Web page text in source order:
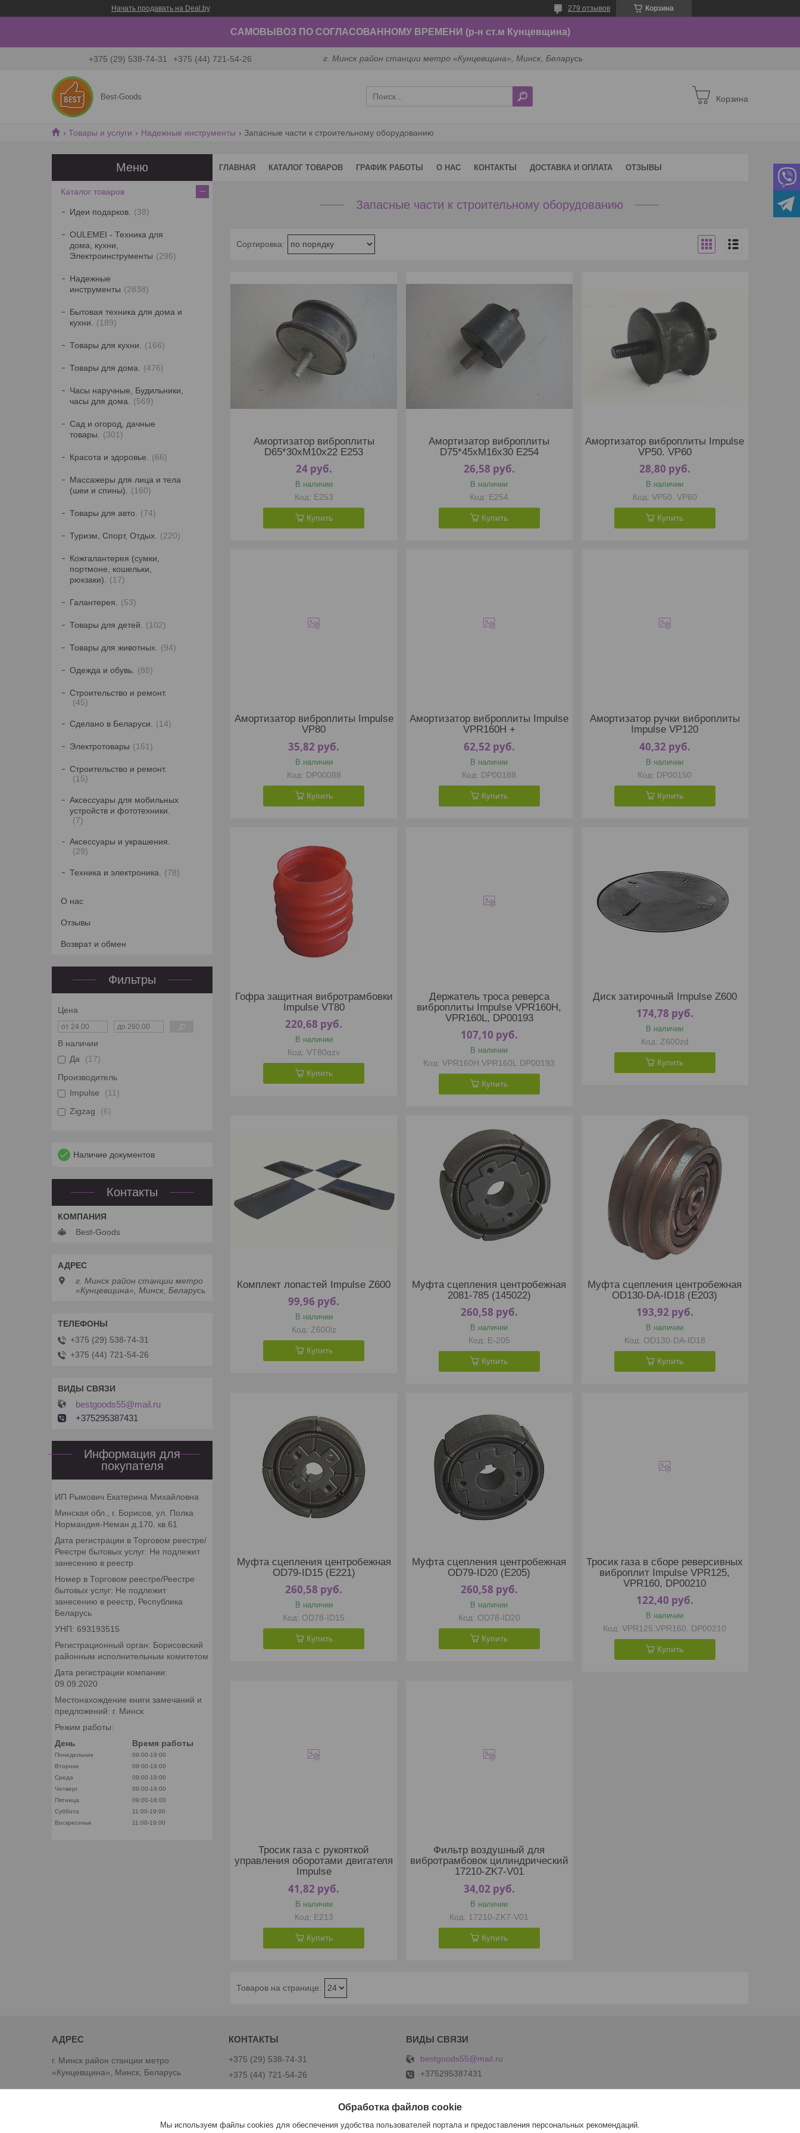
Начать продавать на Deal.by Корзина
279 отзывов
САМОВЫВОЗ ПО СОГЛАСОВАННОМУ ВРЕМЕНИ (р-н ст.м Кунцевщина)
+375 (29) 538-74-31 +375 (44) 721-54-26 г. Минск район станции метро «Кунцевщина», Минск, Беларусь
Best-Goods Корзина
Товары и услуги Надежные инструменты Запасные части к строительному оборудованию
ГЛАВНАЯ КАТАЛОГ ТОВАРОВ ГРАФИК РАБОТЫ О НАС КОНТАКТЫ ДОСТАВКА И ОПЛАТА ОТЗЫВЫ
Запасные части к строительному оборудованию
Амортизатор виброплиты
D65*30xM10x22 E253
24 руб.
В наличии
E253
Купить
Амортизатор виброплиты
D75*45xM16x30 E254
26,58 руб.
В наличии
E254
Купить
Амортизатор виброплиты Impulse
VP50. VP60
28,80 руб.
В наличии
VP50. VP60
Купить
Амортизатор виброплиты Impulse
VP80
35,82 руб.
В наличии
DP00088
Купить
Амортизатор виброплиты Impulse
VPR160H +
62,52 руб.
В наличии
DP00188
Купить
Амортизатор ручки виброплиты
Impulse VP120
40,32 руб.
В наличии
DP00150
Купить
Гофра защитная вибротрамбовки
Impulse VT80
220,68 руб.
В наличии
VT80gzv
Купить
Держатель троса реверса
виброплиты Impulse VPR160H,
VPR160L, DP00193
107,10 руб.
В наличии
VPR160H.VPR160L.DP00193
Купить
Диск затирочный Impulse Z600
174,78 руб.
В наличии
Z600zd
Купить
Комплект лопастей Impulse Z600
99,96 руб.
В наличии
Z600lz
Купить
Муфта сцепления центробежная
2081-785 (145022)
260,58 руб.
В наличии
E-205
Купить
Муфта сцепления центробежная
OD130-DA-ID18 (E203)
193,92 руб.
В наличии
OD130-DA-ID18
Купить
Муфта сцепления центробежная
OD79-ID15 (E221)
260,58 руб.
В наличии
OD78-ID15
Купить
Муфта сцепления центробежная
OD79-ID20 (E205)
260,58 руб.
В наличии
OD78-ID20
Купить
Тросик газа в сборе реверсивных
виброплит Impulse VPR125,
VPR160, DP00210
122,40 руб.
В наличии
VPR125.VPR160. DP00210
Купить
Тросик газа с рукояткой
управления оборотами двигателя
Impulse
41,82 руб.
В наличии
E213
Купить
Фильтр воздушный для
вибротрамбовок цилиндрический
17210-ZK7-V01
34,02 руб.
В наличии
17210-ZK7-V01
Купить
Каталог товаров
Идеи подарков. 38
OULEMEI - Техника для
дома, кухни,
Электроинструменты
296
Надежные
инструменты
2838
Бытовая техника для дома и
кухни.
189
Товары для кухни. 166
Товары для дома. 476
Часы наручные, Будильники,
часы для дома.
569
Сад и огород, дачные
товары.
301
Красота и здоровье. 66
Массажеры для лица и тела
(шеи и спины).
160
Товары для авто. 74
Туризм, Спорт, Отдых. 220
Кожгалантерея (сумки,
портмоне, кошельки,
рюкзаки).
17
Галантерея. 53
Товары для детей. 102
Товары для животных. 94
Одежда и обувь. 88
Строительство и ремонт.
45
Сделано в Беларуси. 14
Электротовары 161
Строительство и ремонт.
15
Аксессуары для мобильных
устройств и фототехники.
7
Аксессуары и украшения.
29
Техника и электроника. 78
О нас
Отзывы
Возврат и обмен
Фильтры
Цена
В наличии
Да
17
Производитель
Impulse
11
Zigzag
6
Наличие документов
Контакты
Best-Goods
г. Минск район станции метро
«Кунцевщина», Минск, Беларусь
+375 (29) 538-74-31
+375 (44) 721-54-26
bestgoods55@mail.ru
+375295387431
Информация для
покупателя
ИП Рымович Екатерина Михайловна
Минская обл., г. Борисов, ул. Полка
Нормандия-Неман д.170. кв.61
Дата регистрации в Торговом реестре/
Реестре бытовых услуг: Не подлежит
занесению в реестр
Номер в Торговом реестре/Реестре
бытовых услуг: Не подлежит
занесению в реестр, Республика
Беларусь
УНП: 693193515
Регистрационный орган: Борисовский
районным исполнительным комитетом
Дата регистрации компании:
09.09.2020
Местонахождение книги замечаний и
предложений: г. Минск
Режим работы:
День
Время работы
Понедельник
09:00-19:00
Вторник
09:00-19:00
Среда
09:00-19:00
Четверг
09:00-19:00
Пятница
09:00-18:00
Суббота
11:00-19:00
Воскресенье
11:00-19:00
г. Минск район станции метро
«Кунцевщина», Минск, Беларусь
+375 (29) 538-74-31
+375 (44) 721-54-26
bestgoods55@mail.ru
+375295387431
Обработка файлов cookie
Мы используем файлы cookies для обеспечения удобства пользователей портала и предоставления персональных рекомендаций.